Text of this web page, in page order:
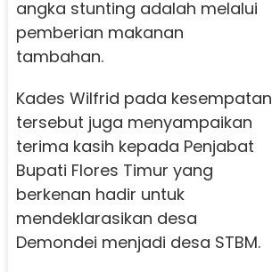
angka stunting adalah melalui
pemberian makanan
tambahan.
Kades Wilfrid pada kesempatan
tersebut juga menyampaikan
terima kasih kepada Penjabat
Bupati Flores Timur yang
berkenan hadir untuk
mendeklarasikan desa
Demondei menjadi desa STBM.